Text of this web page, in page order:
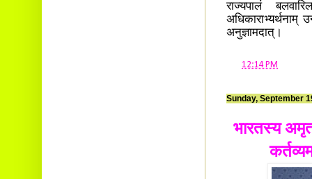
राज्यपालं
अधिकाराभ्यर्थनाम्
अनुज्ञामदात्।
12:14 PM
Sunday, September
भारतस्य